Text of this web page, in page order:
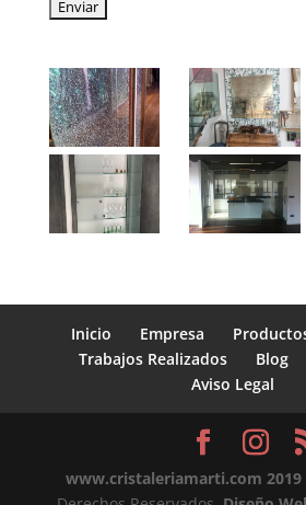
Inicio Empresa
Trabajos Realizados
Blog
Aviso Legal
www.cristaleriamarti.com 2019